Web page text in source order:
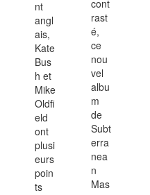
nt
angl
ais,
Kate
Bus
h et
Mike
Oldfi
eld
ont
plusi
eurs
poin
ts
cont
rast
é,
ce
nou
vel
albu
m
de
Subt
erra
nea
n
Mas